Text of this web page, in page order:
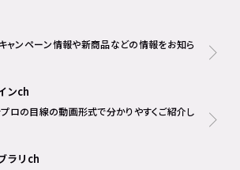
ャンペーン情報や新商品などの情報をお知ら
ンch
ロの目線の動画形式で分かりやすくご紹介し
ラリch